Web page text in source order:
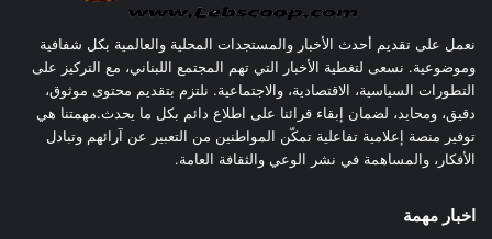
نعمل على تقديم أحدث الأخبار والمستجدات المحلية والعالمية بكل شفافية
وموضوعية. نسعى لتغطية الأخبار التي تهم المجتمع اللبناني، مع التركيز على
التطورات السياسية، الاقتصادية، والاجتماعية. نلتزم بتقديم محتوى موثوق،
دقيق، ومحايد، لضمان إبقاء قرائنا على اطلاع دائم بكل ما يحدث.مهمتنا هي
توفير منصة إعلامية تفاعلية تمكّن المواطنين من التعبير عن آرائهم وتبادل
الأفكار، والمساهمة في نشر الوعي والثقافة العامة.
اخبار مهمة